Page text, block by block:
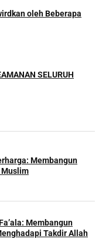
oleh Beberapa
SELURUH
Membangun
Muslim
Membangun
Takdir Allah